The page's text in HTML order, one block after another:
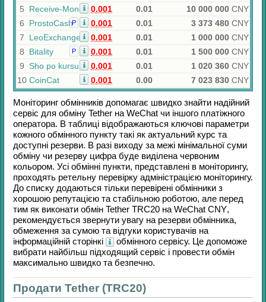
5
Receive-Money 0.001 0.01 10 000 000 CNY
6
ProstoCashР 0.001 0.01 3 373 480 CNY
7
LeoExchanger 0.001 0.01 1 000 000 CNY
8
Bitality Р 0.001 0.01 1 500 000 CNY
9 Sho po kursu 0.001 0.01 1 020 360 CNY
10 CoinCat 0.001 0.00 7 023 830 CNY
Моніторинг обмінників допомагає швидко знайти надійний
сервіс для обміну Tether на WeChat чи іншого платіжного
оператора. В таблиці відображаються ключові параметри
кожного обмінного пункту такі як актуальний курс та
доступні резерви. В разі виходу за межі мінімальної суми
обміну чи резерву цифра буде виділена червоним
кольором. Усі обмінні пункти, представлені в моніторингу,
проходять ретельну перевірку адміністрацією моніторингу.
До списку додаються тільки перевірені обмінники з
хорошою репутацією та стабільною роботою, але перед
тим як виконати обмін Tether TRC20 на WeChat CNY,
рекомендується звернути увагу на резерви обмінника,
обмеження за сумою та відгуки користувачів на
інформаційній сторінкі
обмінного сервісу. Це допоможе
вибрати найбільш підходящий сервіс і провести обмін
максимально швидко та безпечно.
Продати Tether (TRC20)